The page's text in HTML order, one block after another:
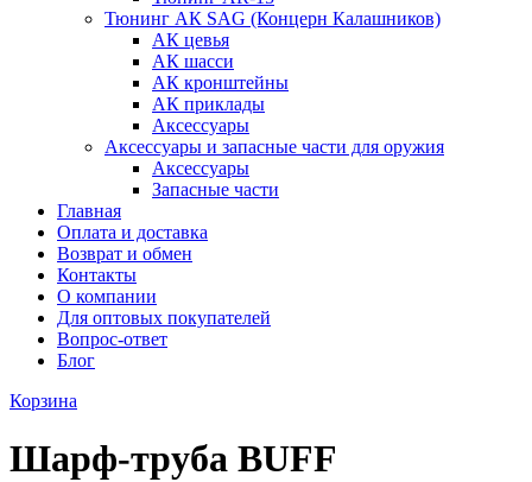
Тюнинг АК SAG (Концерн Калашников)
АК цевья
АК шасси
АК кронштейны
АК приклады
Аксессуары
Аксессуары и запасные части для оружия
Аксессуары
Запасные части
Главная
Оплата и доставка
Возврат и обмен
Контакты
О компании
Для оптовых покупателей
Вопрос-ответ
Блог
Корзина
Шарф-труба BUFF